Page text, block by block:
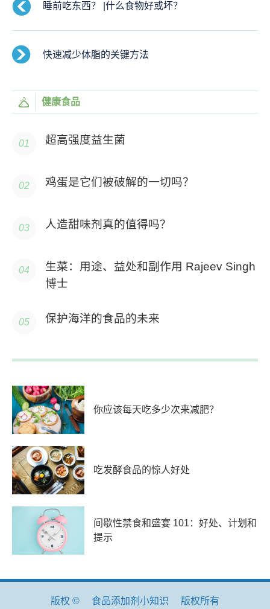
睡前吃东西？ |什么食物好或坏？
快速减少体脂的关键方法
健康食品
超高强度益生菌
鸡蛋是它们被破解的一切吗？
人造甜味剂真的值得吗？
生菜：用途、益处和副作用 Rajeev Singh
博士
保护海洋的食品的未来
你应该每天吃多少次来减肥？
吃发酵食品的惊人好处
间歇性禁食和盛宴 101：好处、计划和
提示
版权 © 食品添加剂小知识 版权所有